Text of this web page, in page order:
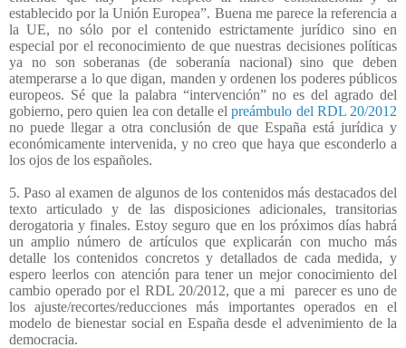
establecido por la Unión Europea”. Buena me parece la referencia a
la UE, no sólo por el contenido estrictamente jurídico sino en
especial por el reconocimiento de que nuestras decisiones políticas
ya no son soberanas (de soberanía nacional) sino que deben
atemperarse a lo que digan, manden y ordenen los poderes públicos
europeos. Sé que la palabra “intervención” no es del agrado del
gobierno, pero quien lea con detalle elpreámbulo del RDL 20/2012
no puede llegar a otra conclusión de que España está jurídica y
económicamente intervenida, y no creo que haya que esconderlo a
los ojos de los españoles.
5. Paso al examen de algunos de los contenidos más destacados del
texto articulado y de las disposiciones adicionales, transitorias
derogatoria y finales. Estoy seguro que en los próximos días habrá
un amplio número de artículos que explicarán con mucho más
detalle los contenidos concretos y detallados de cada medida, y
espero leerlos con atención para tener un mejor conocimiento del
cambio operado por el RDL 20/2012, que a mi
parecer es uno de
los ajuste/recortes/reducciones más importantes operados en el
modelo de bienestar social en España desde el advenimiento de la
democracia.